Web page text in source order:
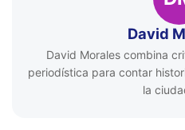
David
David Morales combina
periodística para contar
la